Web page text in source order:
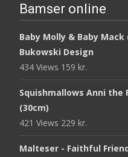
Bamser online
Baby Molly & Baby Mack
Bukowski Design
434 Views 159 kr.
Squishmallows Anni the
(30cm)
421 Views 229 kr.
Malteser - Faithful